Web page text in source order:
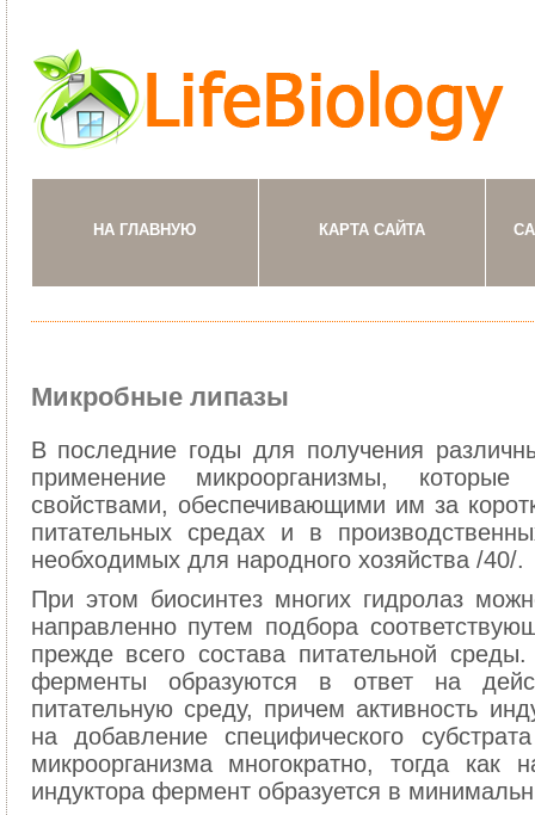
НА ГЛАВНУЮ КАРТА САЙТА
Микробные липазы
В последние годы для получения
применение микроорганизмы, которые
свойствами, обеспечивающими им за
питательных средах и в
необходимых для народного хозяйства /40/.
При этом биосинтез многих гидролаз
направленно путем подбора
прежде всего состава питательной
ферменты образуются в ответ на
питательную среду, причем активность
на добавление специфического
микроорганизма многократно, тогда как
индуктора фермент образуется в